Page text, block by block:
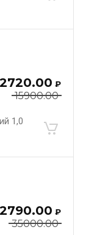
15900.00
₽
1,0
35000.00
₽